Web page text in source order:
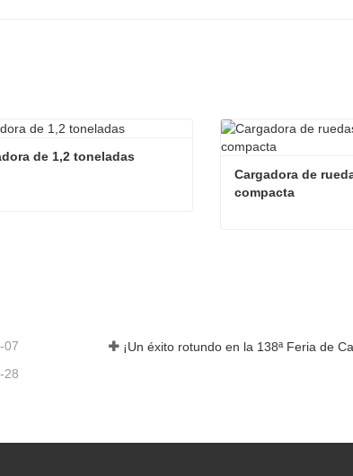
de 1,2 toneladas
Cargadora de
compacta
07 ¡Un éxito rotundo en la 138ª Feria de
28